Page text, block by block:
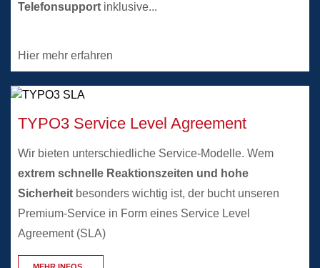
Telefonsupport inklusive...
Hier mehr erfahren
TYPO3 Service Level Agreement
Wir bieten unterschiedliche Service-Modelle. Wem
extrem schnelle Reaktionszeiten und hohe
Sicherheit besonders wichtig ist, der bucht unseren
Premium-Service in Form eines Service Level
Agreement (SLA)